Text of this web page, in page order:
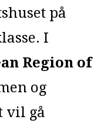
på
I
Region of
og
vil gå